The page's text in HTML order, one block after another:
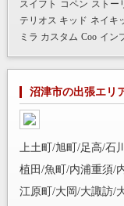
スイフト
コペン ストー
テリオス キッド ネイキ
ミラ カスタム Coo イン
沼津市の出張エリ
上土町/旭町/足高/石
植田/魚町/内浦重須/
江原町/大岡/大諏訪/